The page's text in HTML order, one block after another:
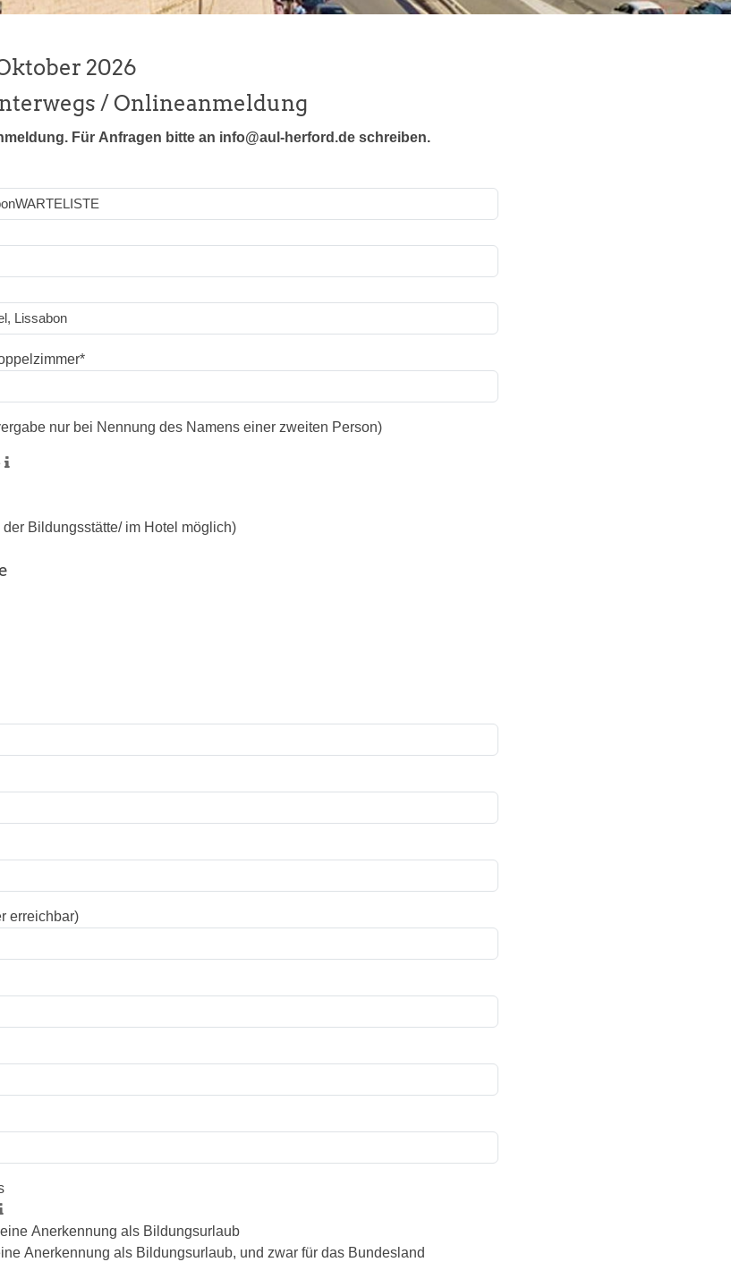
2026
/ Onlineanmeldung
Für Anfragen bitte an info@aul-herford.de schreiben.
*
nur bei Nennung des Namens einer zweiten Person)
Bildungsstätte/ im Hotel möglich)
erreichbar)
Anerkennung als Bildungsurlaub
Anerkennung als Bildungsurlaub, und zwar für das Bundesland